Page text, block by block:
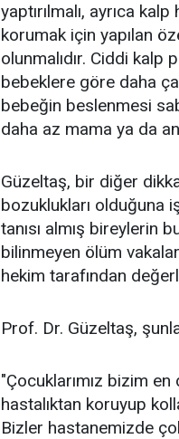
yaptırılmalı, ayrıca
korumak için yapılan
olunmalıdır. Ciddi
bebeklere göre daha
bebeğin beslenmesi
daha az mama ya da
Güzeltaş, bir diğer
bozuklukları olduğuna
tanısı almış bireylerin
bilinmeyen ölüm
hekim tarafından
Prof. Dr. Güzeltaş,
"Çocuklarımız bizim en
hastalıktan koruyup
Bizler hastanemizde